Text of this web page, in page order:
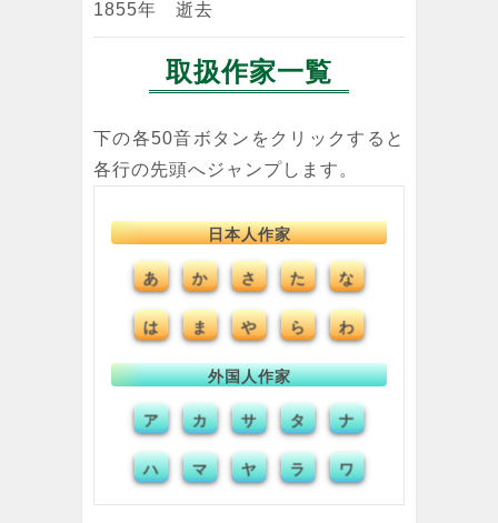
1855年 逝去
取扱作家一覧
下の各50音ボタンをクリックすると
各行の先頭へジャンプします。
日本人作家
あ か さ た な
は ま や ら わ
外国人作家
ア カ サ タ ナ
ハ マ ヤ ラ ワ